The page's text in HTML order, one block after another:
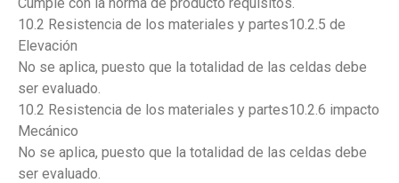
10.2 Resistencia de los materiales y partes10.2.5 de
Elevación
No se aplica, puesto que la totalidad de las celdas debe
ser evaluado.
10.2 Resistencia de los materiales y partes10.2.6 impacto
Mecánico
No se aplica, puesto que la totalidad de las celdas debe
ser evaluado.